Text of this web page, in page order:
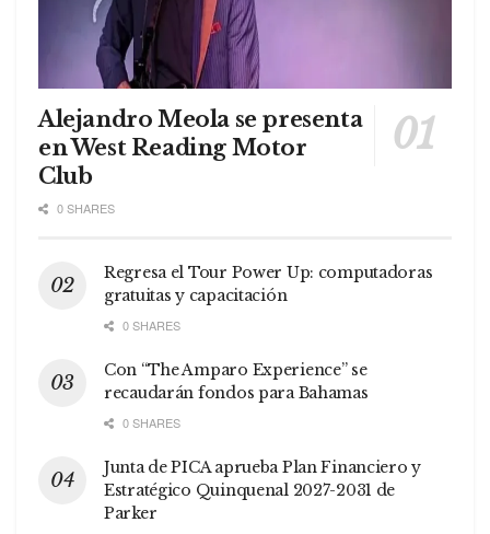
Alejandro Meola se presenta
en West Reading Motor
Club
0 SHARES
Regresa el Tour Power Up: computadoras
gratuitas y capacitación
0 SHARES
Con “The Amparo Experience” se
recaudarán fondos para Bahamas
0 SHARES
Junta de PICA aprueba Plan Financiero y
Estratégico Quinquenal 2027-2031 de
Parker